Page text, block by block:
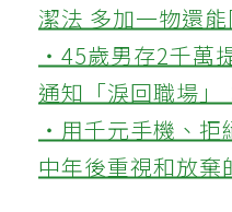
潔法 多加一物還
‧45歲男存2千萬
通知「淚回職場」
‧用千元手機、拒
中年後重視和放棄